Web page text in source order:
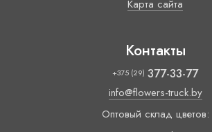
Карта сайта
Контакты
+375 (29) 377-33-77
info@flowers-truck.by
Оптовый склад цветов: